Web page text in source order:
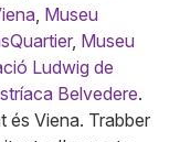
Museu
, Museu
Ludwig de
Belvedere.
és Viena. Trabber